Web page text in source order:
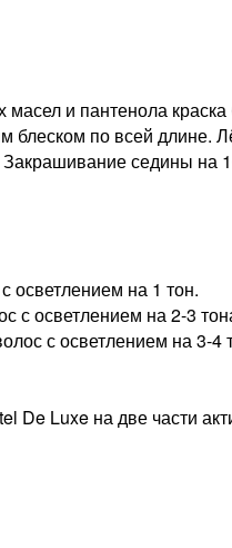
и пантенола
блеском по всей длине.
седины на
осветлением на 1 тон.
с осветлением на 2-3
с осветлением на 3-4
De Luxe на две части